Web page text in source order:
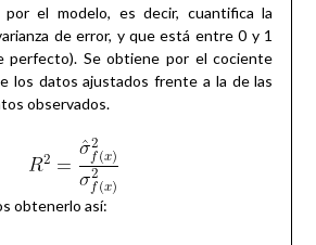
por el modelo, es decir, cuantifica la
de error, y que está entre 0 y 1
perfecto). Se obtiene por el cociente
los datos ajustados frente a la de las
observados.
obtenerlo así: